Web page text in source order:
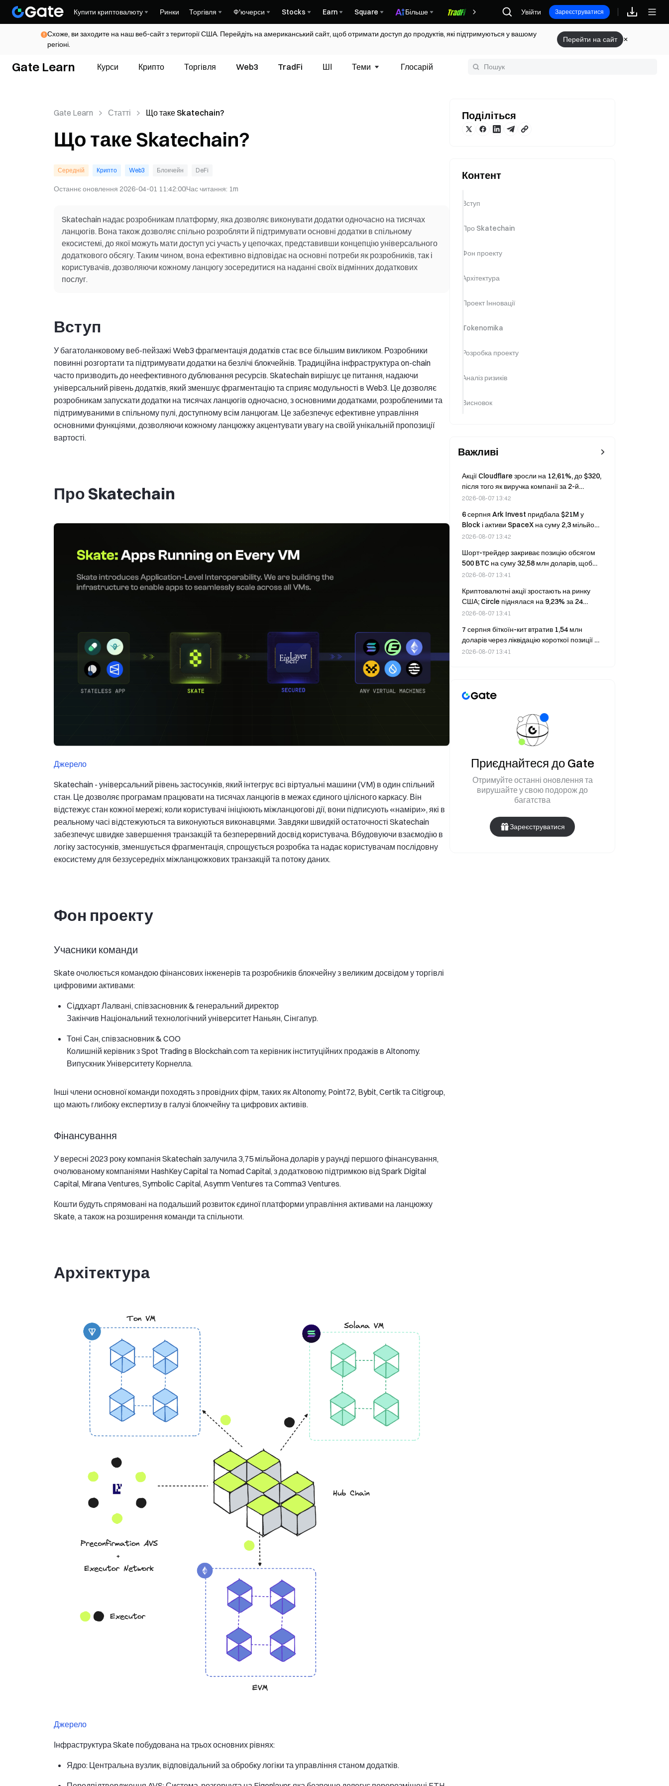
Купити криптовалюту Ринки Торгівля Ф'ючерси Stocks Earn Square Більше Винагороди
Увійти Зареєструватися
Схоже, ви заходите на наш веб-сайт з території США. Перейдіть на американський сайт, щоб отримати доступ до продуктів, які підтримуються у вашому
регіоні.
Перейти на сайт
Gate Learn Курси Крипто Торгівля Web3 TradFi ШІ Теми Глосарій
Gate Learn Статті Що таке Skatechain?
Що таке Skatechain?
Середній Крипто Web3 Блокчейн DeFi
Останнє оновлення 2026-04-01 11:42:00Час читання: 1m
Skatechain надає розробникам платформу, яка дозволяє виконувати додатки одночасно на тисячах
ланцюгів. Вона також дозволяє спільно розробляти й підтримувати основні додатки в спільному
екосистемі, до якої можуть мати доступ усі участь у цепочках, представивши концепцію універсального
додаткового обсягу. Таким чином, вона ефективно відповідає на основні потреби як розробників, так і
користувачів, дозволяючи кожному ланцюгу зосередитися на наданні своїх відмінних додаткових
послуг.
Вступ
У багатоланковому веб-пейзажі Web3 фрагментація додатків стає все більшим викликом. Розробники
повинні розгортати та підтримувати додатки на безлічі блокчейнів. Традиційна інфраструктура on-chain
часто призводить до неефективного дублювання ресурсів. Skatechain вирішує це питання, надаючи
універсальний рівень додатків, який зменшує фрагментацію та сприяє модульності в Web3. Це дозволяє
розробникам запускати додатки на тисячах ланцюгів одночасно, з основними додатками, розробленими та
підтримуваними в спільному пулі, доступному всім ланцюгам. Це забезпечує ефективне управління
основними функціями, дозволяючи кожному ланцюжку акцентувати увагу на своїй унікальній пропозиції
вартості.
Про Skatechain
Джерело
Skatechain - універсальний рівень застосунків, який інтегрує всі віртуальні машини (VM) в один спільний
стан. Це дозволяє програмам працювати на тисячах ланцюгів в межах єдиного цілісного каркасу. Він
відстежує стан кожної мережі; коли користувачі ініціюють міжланцюгові дії, вони підписують «наміри», які в
реальному часі відстежуються та виконуються виконавцями. Завдяки швидкій остаточності Skatechain
забезпечує швидке завершення транзакцій та безперервний досвід користувача. Вбудовуючи взаємодію в
логіку застосунків, зменшується фрагментація, спрощується розробка та надає користувачам послідовну
екосистему для беззусередніх міжланцюжкових транзакцій та потоку даних.
Фон проекту
Учасники команди
Skate очолюється командою фінансових інженерів та розробників блокчейну з великим досвідом у торгівлі
цифровими активами:
Сіддхарт Лалвані, співзасновник & генеральний директор
Закінчив Національний технологічний університет Наньян, Сінгапур.
Тоні Сан, співзасновник & COO
Колишній керівник з Spot Trading в Blockchain.com та керівник інституційних продажів в Altonomy.
Випускник Університету Корнелла.
Інші члени основної команди походять з провідних фірм, таких як Altonomy, Point72, Bybit, Certik та Citigroup,
що мають глибоку експертизу в галузі блокчейну та цифрових активів.
Фінансування
У вересні 2023 року компанія Skatechain залучила 3,75 мільйона доларів у раунді першого фінансування,
очолюваному компаніями HashKey Capital та Nomad Capital, з додатковою підтримкою від Spark Digital
Capital, Mirana Ventures, Symbolic Capital, Asymm Ventures та Comma3 Ventures.
Кошти будуть спрямовані на подальший розвиток єдиної платформи управління активами на ланцюжку
Skate, а також на розширення команди та спільноти.
Архітектура
Джерело
Інфраструктура Skate побудована на трьох основних рівнях:
Ядро: Центральна вузлик, відповідальний за обробку логіки та управління станом додатків.
Поділіться
Контент
Вступ
Про Skatechain
Фон проекту
Архітектура
Проект Інновації
Tokenomika
Розробка проекту
Аналіз ризиків
Висновок
Важливі
Акції Cloudflare зросли на 12,61%, до $320,
після того як виручка компанії за 2-й
квартал, попри зростання на 36% р/р, не
прогноз на весь рік.
2026-08-07 13:42
6 серпня Ark Invest придбала $21M у
Block і активи SpaceX на суму 2,3 мільйона
доларів
2026-08-07 13:42
Шорт-трейдер закриває позицію обсягом
500 BTC на суму 32,58 млн доларів, щоб
уникнути ліквідації, оскільки збитки
2026-08-07 13:41
Криптовалютні акції зростають на ринку
США; Circle піднялася на 9,23% за 24
години
2026-08-07 13:41
7 серпня біткоїн-кит втратив 1,54 млн
доларів через ліквідацію короткої позиції на
500 BTC.
2026-08-07 13:41
Приєднайтеся до Gate
Отримуйте останні оновлення та
вирушайте у свою подорож до
багатства
Зареєструватися